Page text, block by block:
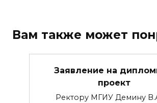
Вам также может
Заявление на
проект
Ректору МГИУ Демину